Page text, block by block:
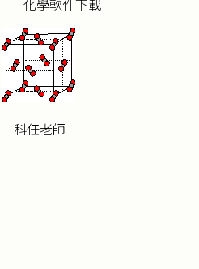
化學軟件下載
科任老師